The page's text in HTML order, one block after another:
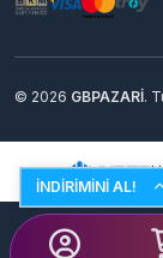
İNDİRİMİNİ AL!
© 2026 GBPAZARİ.